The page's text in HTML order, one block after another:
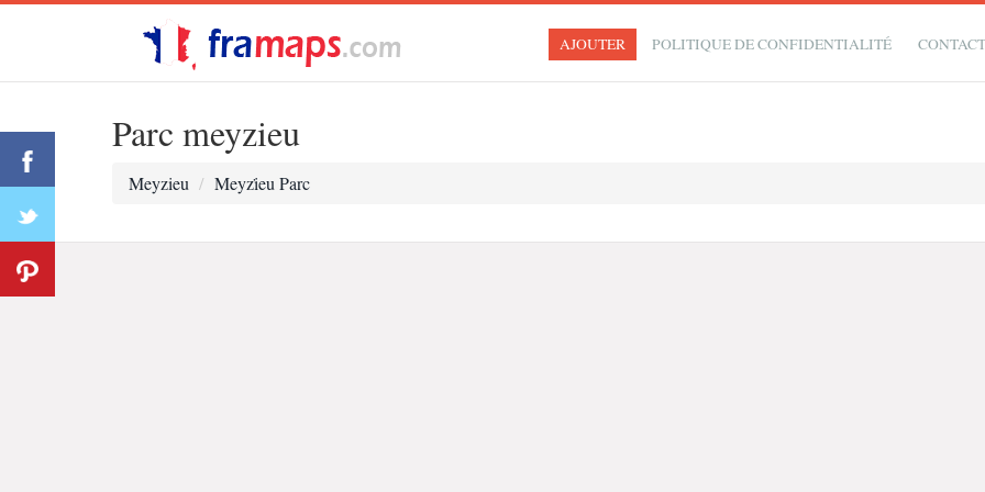
AJOUTER POLITIQUE DE CONFIDENTIALITÉ
Parc meyzieu
Meyzieu Meyzi̇eu Parc